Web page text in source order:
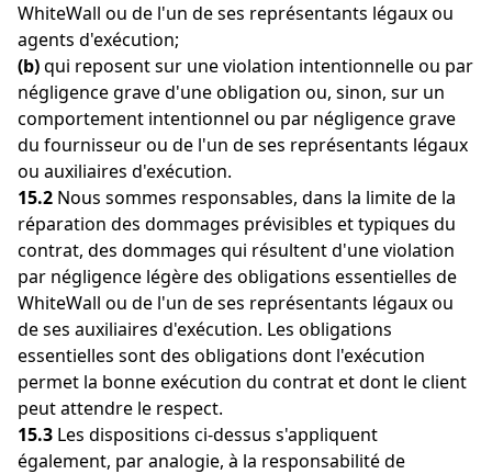
WhiteWall ou de l'un de ses représentants légaux ou
agents d'exécution;
(b)qui reposent sur une violation intentionnelle ou par
négligence grave d'une obligation ou, sinon, sur un
comportement intentionnel ou par négligence grave
du fournisseur ou de l'un de ses représentants légaux
ou auxiliaires d'exécution.
15.2 Nous sommes responsables, dans la limite de la
réparation des dommages prévisibles et typiques du
contrat, des dommages qui résultent d'une violation
par négligence légère des obligations essentielles de
WhiteWall ou de l'un de ses représentants légaux ou
de ses auxiliaires d'exécution. Les obligations
essentielles sont des obligations dont l'exécution
permet la bonne exécution du contrat et dont le client
peut attendre le respect.
15.3 Les dispositions ci-dessus s'appliquent
également, par analogie, à la responsabilité de